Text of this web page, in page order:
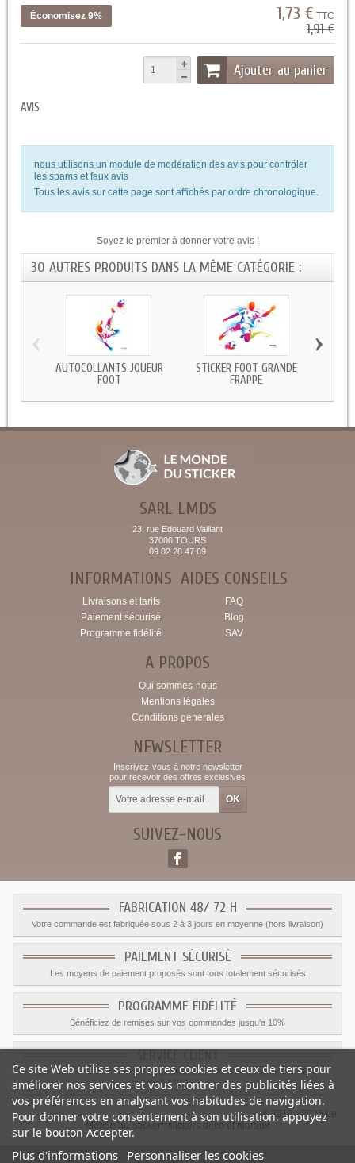
Économisez 9% 1,73 € TTC
1,91 €
Ajouter au panier
AVIS
nous utilisons un module de modération des avis pour contrôler
les spams et faux avis
Tous les avis sur cette page sont affichés par ordre chronologique.
Soyez le premier à donner votre avis !
30 AUTRES PRODUITS DANS LA MÊME CATÉGORIE :
AUTOCOLLANTS JOUEUR
FOOT
STICKER FOOT GRANDE
FRAPPE
‹ ›
SARL LMDS
23, rue Edouard Vaillant
37000 TOURS
09 82 28 47 69
INFORMATIONS
Livraisons et tarifs
Paiement sécurisé
Programme fidélité
AIDES CONSEILS
FAQ
Blog
SAV
A PROPOS
Qui sommes-nous
Mentions légales
Conditions générales
NEWSLETTER
Inscrivez-vous à notre newsletter
pour recevoir des offres exclusives
SUIVEZ-NOUS
FABRICATION 48/ 72 H
Votre commande est fabriquée sous 2 à 3 jours en moyenne (hors livraison)
PAIEMENT SÉCURISÉ
Les moyens de paiement proposés sont tous totalement sécurisés
PROGRAMME FIDÉLITÉ
Bénéficiez de remises sur vos commandes jusqu'a 10%
Le service client est a votre disposition du lundi au vendredi de 8h à 17h
09.82.28.47.69.
© 2012 - 2026 Le
Monde du Sticker :
stickers déco et muraux
Ce site Web utilise ses propres cookies et ceux de tiers pour
améliorer nos services et vous montrer des publicités liées à
vos préférences en analysant vos habitudes de navigation.
Pour donner votre consentement à son utilisation, appuyez
sur le bouton Accepter.
Plus d'informations Personnaliser les cookies